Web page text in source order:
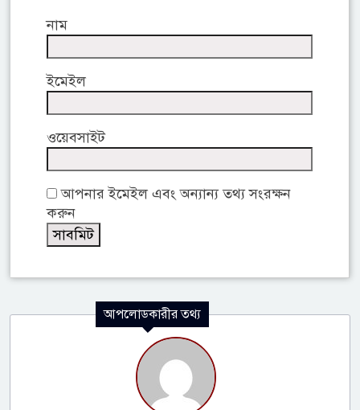
নাম
ইমেইল
ওয়েবসাইট
আপনার ইমেইল এবং অন্যান্য তথ্য সংরক্ষন
করুন
আপলোডকারীর তথ্য